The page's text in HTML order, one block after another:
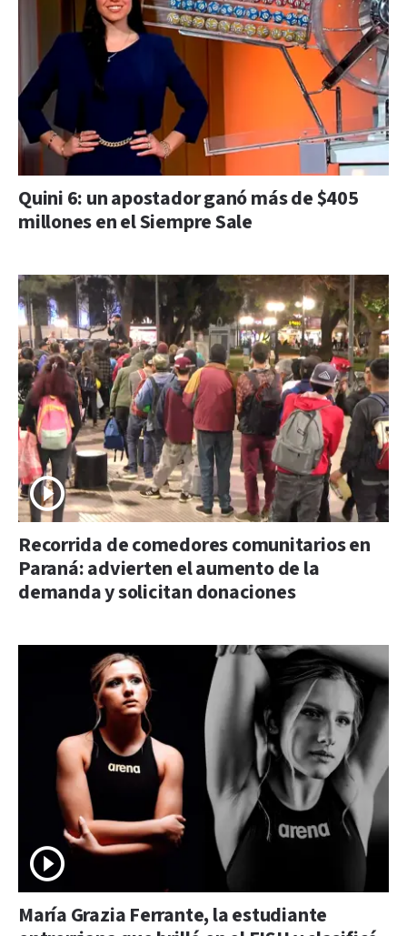
Quini 6: un apostador ganó más de $405
millones en el Siempre Sale
Recorrida de comedores comunitarios en
Paraná: advierten el aumento de la
demanda y solicitan donaciones
María Grazia Ferrante, la estudiante